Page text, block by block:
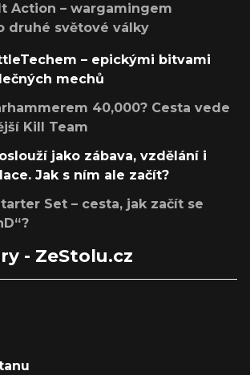
Action – wargamingem
druhé světové války
– epickými bitvami
mechů
40,000? Cesta vede
Kill Team
jako zábava, vzdělání i
Jak s ním ale začít?
Set – cesta, jak začít se
- ZeStolu.cz